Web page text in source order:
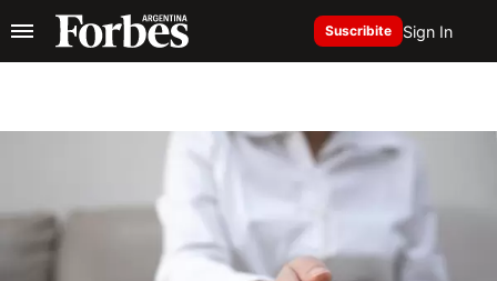
Suscribite Sign In